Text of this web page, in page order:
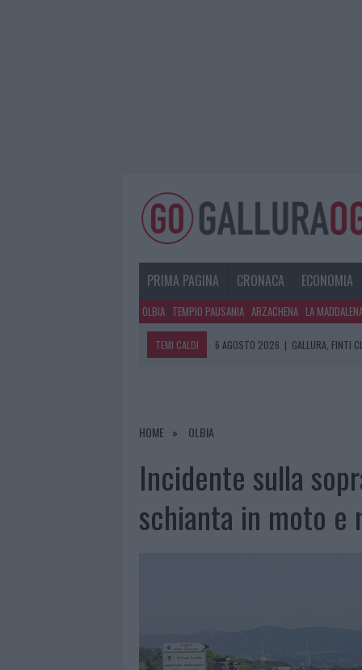
PRIMA PAGINA CRONACA ECONOMIA
OLBIA TEMPIO PAUSANIA ARZACHENA LA
TEMI CALDI 6 AGOSTO 2026 | GALLURA, FINTI
6 AGOSTO 2026 | METEO OLBIA 7
6 AGOSTO 2026
HOME OLBIA
Incidente sulla
schianta in moto e